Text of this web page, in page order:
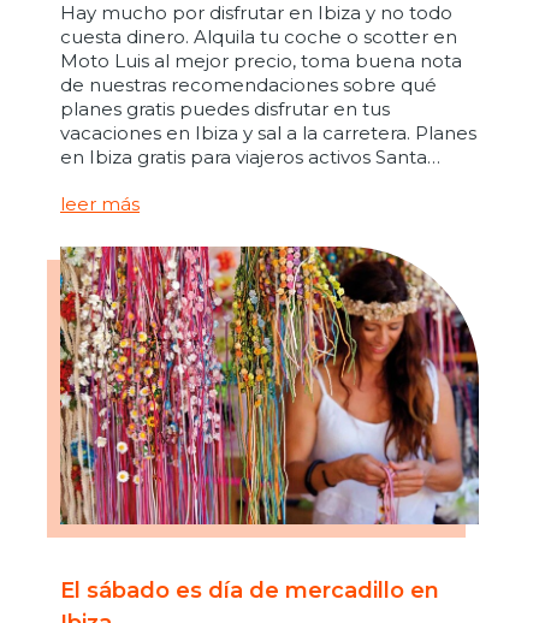
Hay mucho por disfrutar en Ibiza y no todo
cuesta dinero. Alquila tu coche o scotter en
Moto Luis al mejor precio, toma buena nota
de nuestras recomendaciones sobre qué
planes gratis puedes disfrutar en tus
vacaciones en Ibiza y sal a la carretera. Planes
en Ibiza gratis para viajeros activos Santa…
leer más
El sábado es día de mercadillo en